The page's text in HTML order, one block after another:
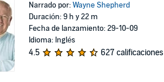
Narrado por:Wayne Shepherd
Duración: 9 h y 22 m
Fecha de lanzamiento: 29-10-09
Idioma: Inglés
4.5 627 calificaciones